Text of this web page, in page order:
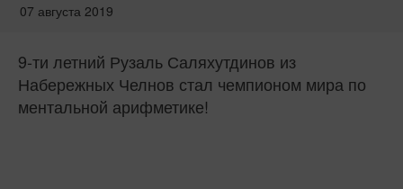
07 августа 2019
9-ти летний Рузаль Саляхутдинов из
Набережных Челнов стал чемпионом мира по
ментальной арифметике!